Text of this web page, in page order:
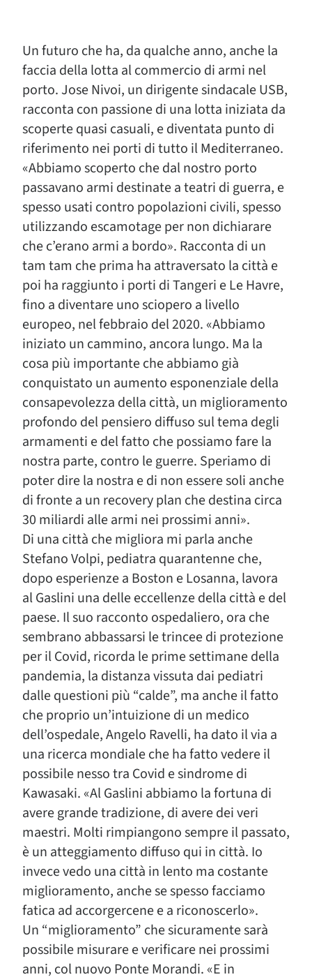
Un futuro che ha, da qualche anno, anche la
faccia della lotta al commercio di armi nel
porto. Jose Nivoi, un dirigente sindacale USB,
racconta con passione di una lotta iniziata da
scoperte quasi casuali, e diventata punto di
riferimento nei porti di tutto il Mediterraneo.
«Abbiamo scoperto che dal nostro porto
passavano armi destinate a teatri di guerra, e
spesso usati contro popolazioni civili, spesso
utilizzando escamotage per non dichiarare
che c’erano armi a bordo». Racconta di un
tam tam che prima ha attraversato la città e
poi ha raggiunto i porti di Tangeri e Le Havre,
fino a diventare uno sciopero a livello
europeo, nel febbraio del 2020. «Abbiamo
iniziato un cammino, ancora lungo. Ma la
cosa più importante che abbiamo già
conquistato un aumento esponenziale della
consapevolezza della città, un miglioramento
profondo del pensiero diffuso sul tema degli
armamenti e del fatto che possiamo fare la
nostra parte, contro le guerre. Speriamo di
poter dire la nostra e di non essere soli anche
di fronte a un recovery plan che destina circa
30 miliardi alle armi nei prossimi anni».
Di una città che migliora mi parla anche
Stefano Volpi, pediatra quarantenne che,
dopo esperienze a Boston e Losanna, lavora
al Gaslini una delle eccellenze della città e del
paese. Il suo racconto ospedaliero, ora che
sembrano abbassarsi le trincee di protezione
per il Covid, ricorda le prime settimane della
pandemia, la distanza vissuta dai pediatri
dalle questioni più “calde”, ma anche il fatto
che proprio un’intuizione di un medico
dell’ospedale, Angelo Ravelli, ha dato il via a
una ricerca mondiale che ha fatto vedere il
possibile nesso tra Covid e sindrome di
Kawasaki. «Al Gaslini abbiamo la fortuna di
avere grande tradizione, di avere dei veri
maestri. Molti rimpiangono sempre il passato,
è un atteggiamento diffuso qui in città. Io
invece vedo una città in lento ma costante
miglioramento, anche se spesso facciamo
fatica ad accorgercene e a riconoscerlo».
Un “miglioramento” che sicuramente sarà
possibile misurare e verificare nei prossimi
anni, col nuovo Ponte Morandi. «E in